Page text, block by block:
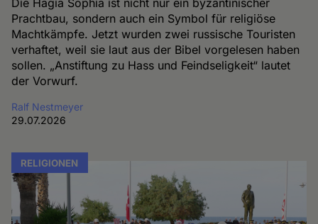
Die Hagia Sophia ist nicht nur ein byzantinischer
Prachtbau, sondern auch ein Symbol für religiöse
Machtkämpfe. Jetzt wurden zwei russische Touristen
verhaftet, weil sie laut aus der Bibel vorgelesen haben
sollen. „Anstiftung zu Hass und Feindseligkeit“ lautet
der Vorwurf.
Ralf Nestmeyer
29.07.2026
RELIGIONEN